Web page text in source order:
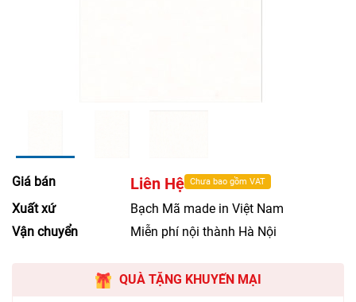
Giá bán Liên Hệ Chưa bao gồm VAT
Xuất xứ
Bạch Mã made in Việt Nam
Vận chuyển
Miễn phí nội thành Hà Nội
QUÀ TẶNG KHUYẾN MẠI